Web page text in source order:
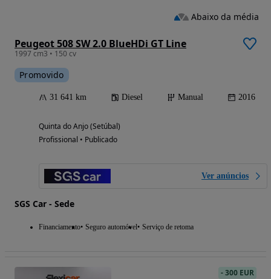
Peugeot 508 SW 2.0 BlueHDi GT Line
1997 cm3 • 150 cv
Promovido
31 641 km Diesel Manual 2016
Quinta do Anjo (Setúbal)
Profissional • Publicado
Ver anúncios
SGS Car - Sede
Financiamento Seguro automóvel Serviço de retoma
Abaixo da média
-300 EUR